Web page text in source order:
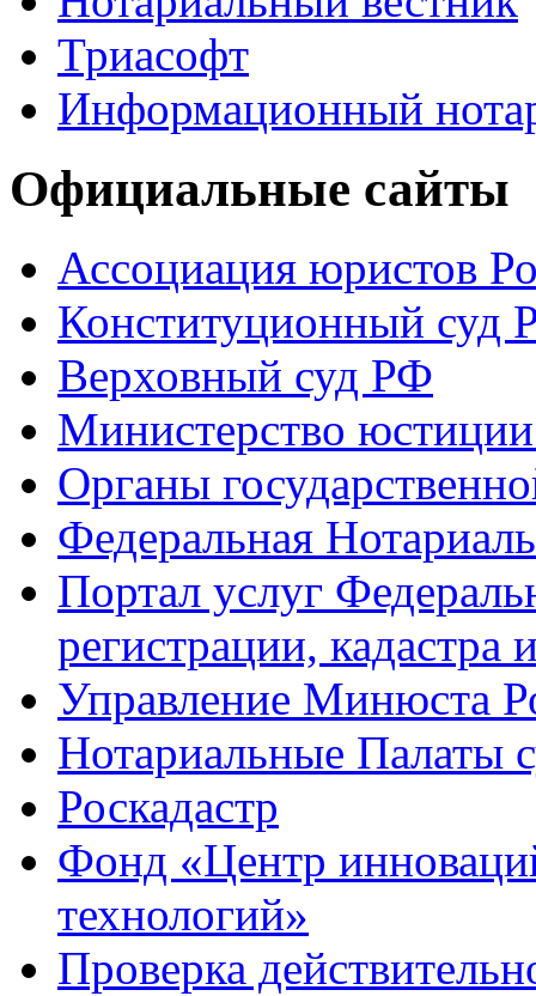
Триасофт
Информационный
Официальные сайты
Ассоциация юристов
Конституционный суд
Верховный суд РФ
Министерство
Органы
Федеральная
Портал услуг
регистрации, кадастра
Управление Минюста
Нотариальные Палаты
Роскадастр
Фонд «Центр
технологий»
Проверка